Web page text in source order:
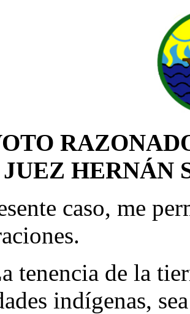
JUEZ HERNÁN
caso, me
de la
indígenas,